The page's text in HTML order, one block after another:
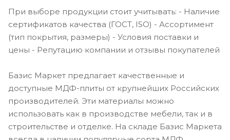
При выборе продукции стоит учитывать: - Наличие
сертификатов качества (ГОСТ, ISO) - Ассортимент
(тип покрытия, размеры) - Условия поставки и
цены - Репутацию компании и отзывы покупателей
Базис Маркет предлагает качественные и
доступные МДФ-плиты от крупнейших Российских
производителей. Эти материалы можно
использовать как в производстве мебели, так и в
строительстве и отделке. На складе Базис Маркета